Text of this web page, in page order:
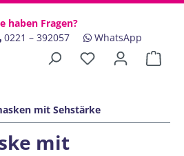
haben Fragen?
0221 – 392057
WhatsApp
mit Sehstärke
mit